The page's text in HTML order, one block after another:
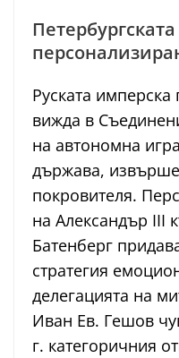
Руската имперска
вижда в
на автономна
държава,
покровителя.
на Александър III
Батенберг
стратегия
делегацията на
Иван Ев. Гешов
г. категоричния